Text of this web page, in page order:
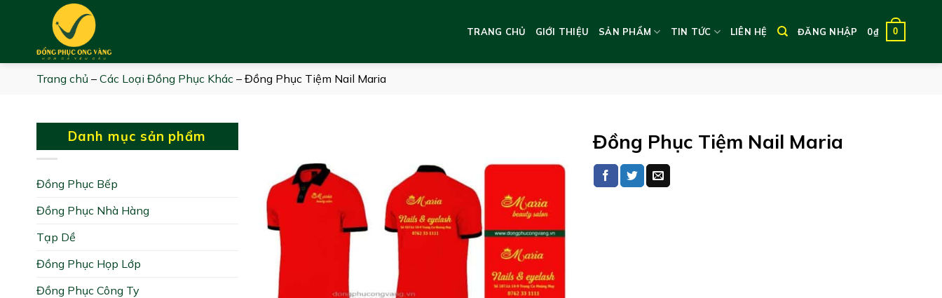
TRANG CHỦ GIỚI THIỆU SẢN PHẨM TIN TỨC LIÊN HỆ ĐĂNG NHẬP 0₫ 0
Trang chủ – Các Loại Đồng Phục Khác – Đồng Phục Tiệm Nail Maria
Danh mục sản phẩm
Đồng Phục Bếp
Đồng Phục Nhà Hàng
Tạp Dề
Đồng Phục Họp Lớp
Đồng Phục Công Ty
Đồng Phục Tiệm Nail Maria